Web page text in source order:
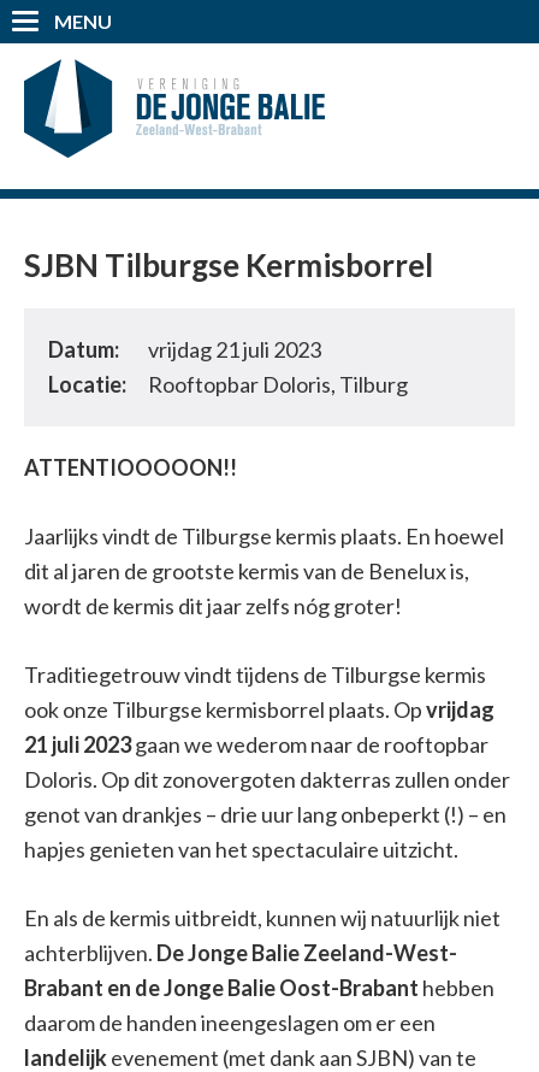
MENU
SJBN Tilburgse Kermisborrel
Datum:
vrijdag 21 juli 2023
Locatie:
Rooftopbar Doloris, Tilburg
ATTENTIOOOOON!!
Jaarlijks vindt de Tilburgse kermis plaats. En hoewel
dit al jaren de grootste kermis van de Benelux is,
wordt de kermis dit jaar zelfs nóg groter!
Traditiegetrouw vindt tijdens de Tilburgse kermis
ook onze Tilburgse kermisborrel plaats. Opvrijdag
21 juli 2023gaan we wederom naar de rooftopbar
Doloris. Op dit zonovergoten dakterras zullen onder
genot van drankjes – drie uur lang onbeperkt (!) – en
hapjes genieten van het spectaculaire uitzicht.
En als de kermis uitbreidt, kunnen wij natuurlijk niet
achterblijven. De Jonge Balie Zeeland-West-
Brabant en de Jonge Balie Oost-Brabant hebben
daarom de handen ineengeslagen om er een
landelijkevenement (met dank aan SJBN) van te